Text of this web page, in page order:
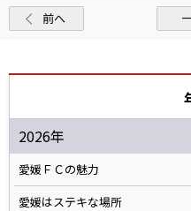
前へ
2026年
愛媛ＦＣの魅力
愛媛はステキな場所